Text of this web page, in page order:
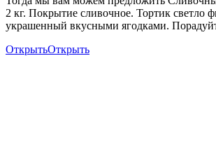
2 кг. Покрытие сливочное. Тортик светло
украшенный вкусными ягодками.
ОткрытьОткрыть